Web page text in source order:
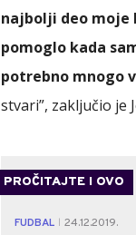
najbolji deo moje
pomoglo kada
potrebno mnogo
stvari”, zaključio je
PROČITAJTE I OVO
FUDBAL
24.12.2019.